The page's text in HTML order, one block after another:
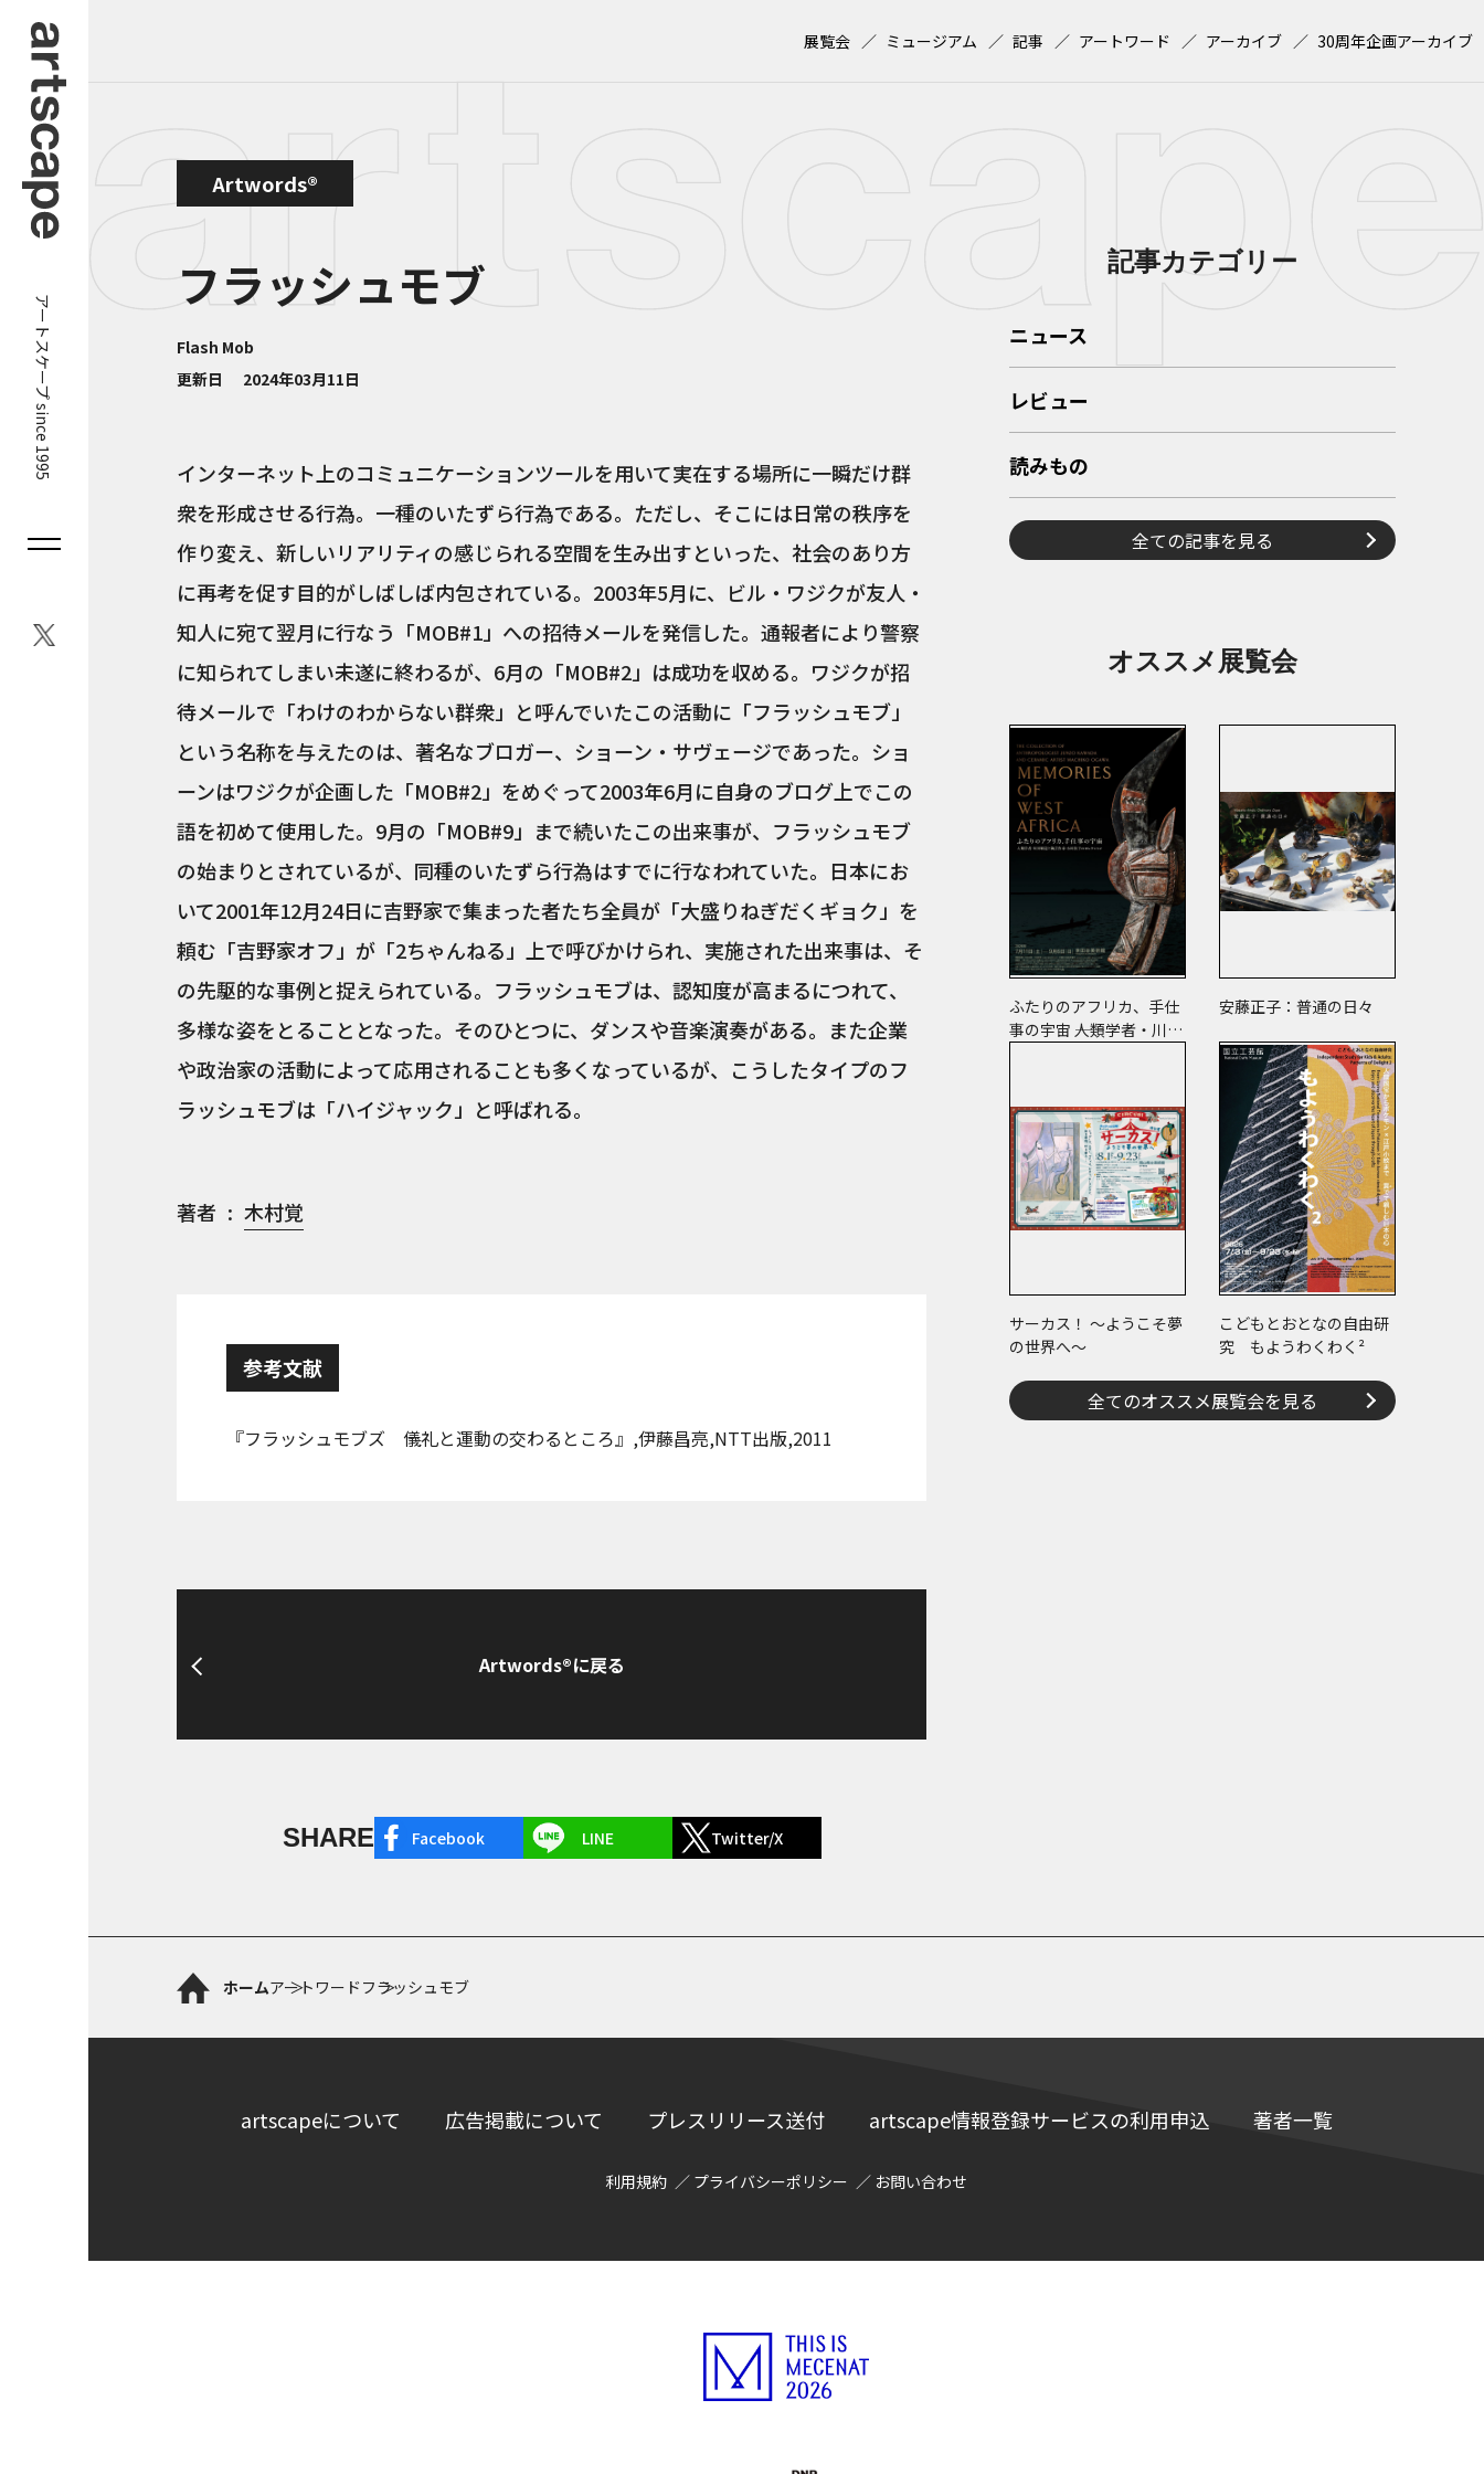
アートスケープ since 1995
展覧会 ミュージアム 記事 アートワード アーカイブ 30周年企画アーカイブ
Artwords®
フラッシュモブ
Flash Mob
更新日
2024年03月11日
インターネット上のコミュニケーションツールを用いて実在する場所に一瞬だけ群
衆を形成させる行為。一種のいたずら行為である。ただし、そこには日常の秩序を
作り変え、新しいリアリティの感じられる空間を生み出すといった、社会のあり方
に再考を促す目的がしばしば内包されている。2003年5月に、ビル・ワジクが友人・
知人に宛て翌月に行なう「MOB#1」への招待メールを発信した。通報者により警察
に知られてしまい未遂に終わるが、6月の「MOB#2」は成功を収める。ワジクが招
待メールで「わけのわからない群衆」と呼んでいたこの活動に「フラッシュモブ」
という名称を与えたのは、著名なブロガー、ショーン・サヴェージであった。ショ
ーンはワジクが企画した「MOB#2」をめぐって2003年6月に自身のブログ上でこの
語を初めて使用した。9月の「MOB#9」まで続いたこの出来事が、フラッシュモブ
の始まりとされているが、同種のいたずら行為はすでに行なわれていた。日本にお
いて2001年12月24日に吉野家で集まった者たち全員が「大盛りねぎだくギョク」を
頼む「吉野家オフ」が「2ちゃんねる」上で呼びかけられ、実施された出来事は、そ
の先駆的な事例と捉えられている。フラッシュモブは、認知度が高まるにつれて、
多様な姿をとることとなった。そのひとつに、ダンスや音楽演奏がある。また企業
や政治家の活動によって応用されることも多くなっているが、こうしたタイプのフ
ラッシュモブは「ハイジャック」と呼ばれる。
著者 木村覚
参考文献
『フラッシュモブズ 儀礼と運動の交わるところ』,伊藤昌亮,NTT出版,2011
Artwords®に戻る
SHARE Facebook LINE Twitter/X
記事カテゴリー
ニュース
レビュー
読みもの
全ての記事を見る
オススメ展覧会
ふたりのアフリカ、手仕
事の宇宙 ――人類学者・川田
安藤正子：普通の日々
サーカス！ ～ようこそ夢
の世界へ～
こどもとおとなの自由研
究 もようわくわく²
全てのオススメ展覧会を見る
ホームアートワード フラッシュモブ
artscapeについて 広告掲載について プレスリリース送付 artscape情報登録サービスの利用申込 著者一覧
利用規約 プライバシーポリシー お問い合わせ